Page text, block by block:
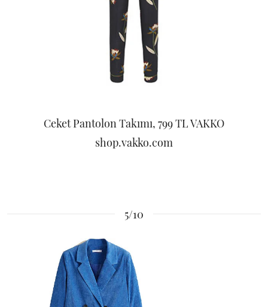
Ceket Pantolon Takımı, 799 TL VAKKO
shop.vakko.com
5/10